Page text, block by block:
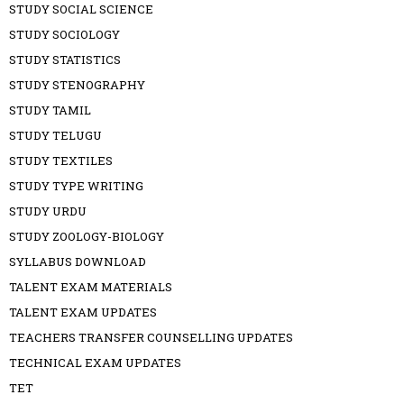
STUDY SOCIAL SCIENCE
STUDY SOCIOLOGY
STUDY STATISTICS
STUDY STENOGRAPHY
STUDY TAMIL
STUDY TELUGU
STUDY TEXTILES
STUDY TYPE WRITING
STUDY URDU
STUDY ZOOLOGY-BIOLOGY
SYLLABUS DOWNLOAD
TALENT EXAM MATERIALS
TALENT EXAM UPDATES
TEACHERS TRANSFER COUNSELLING UPDATES
TECHNICAL EXAM UPDATES
TET